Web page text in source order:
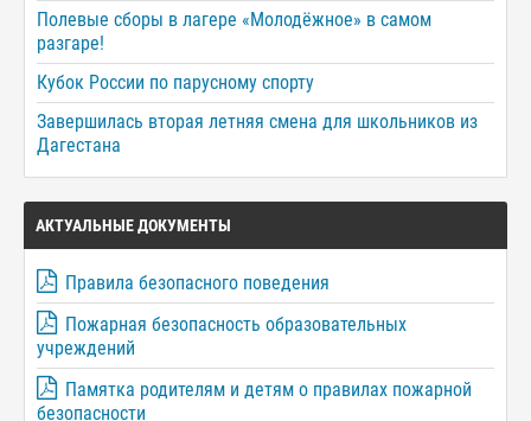
Полевые сборы в лагере «Молодёжное» в самом
разгаре!
Кубок России по парусному спорту
Завершилась вторая летняя смена для школьников из
Дагестана
АКТУАЛЬНЫЕ ДОКУМЕНТЫ
Правила безопасного поведения
Пожарная безопасность образовательных
учреждений
Памятка родителям и детям о правилах пожарной
безопасности